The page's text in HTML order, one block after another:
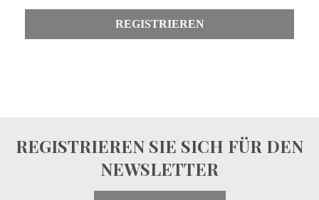
REGISTRIEREN
REGISTRIEREN SIE SICH FÜR DEN
NEWSLETTER